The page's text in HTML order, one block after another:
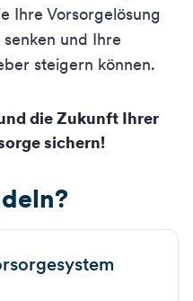
Ihre Vorsorgelösung
und Ihre
steigern können.
die Zukunft Ihrer
sichern!